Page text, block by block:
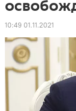
10:49 01.11.2021